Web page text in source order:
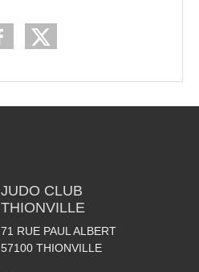
JUDO CLUB
THIONVILLE
71 RUE PAUL ALBERT
57100 THIONVILLE